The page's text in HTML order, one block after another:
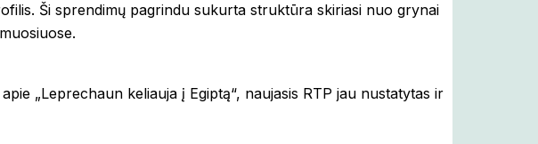
Ši sprendimų pagrindu sukurta struktūra skiriasi nuo grynai
„Leprechaun keliauja į Egiptą“, naujasis RTP jau nustatytas ir